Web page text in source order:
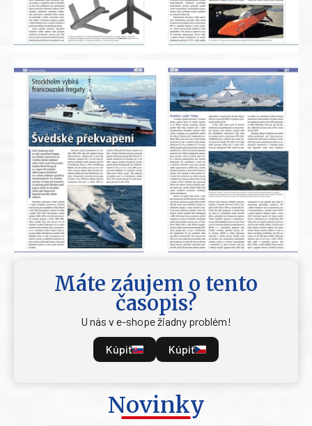
Máte záujem o tento
časopis?
U nás v e-shope žiadny problém!
Kúpiť Kúpiť
Novinky